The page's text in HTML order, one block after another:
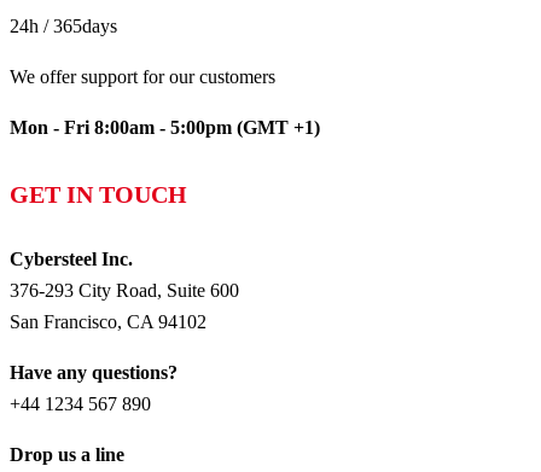
24h / 365days
We offer support for our customers
Mon - Fri 8:00am - 5:00pm (GMT +1)
GET IN TOUCH
Cybersteel Inc.
376-293 City Road, Suite 600
San Francisco, CA 94102
Have any questions?
+44 1234 567 890
Drop us a line